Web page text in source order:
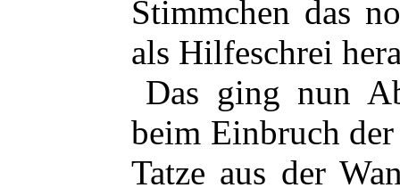
Stimmchen das
als Hilfeschrei
Das ging nun
beim Einbruch
Tatze aus der